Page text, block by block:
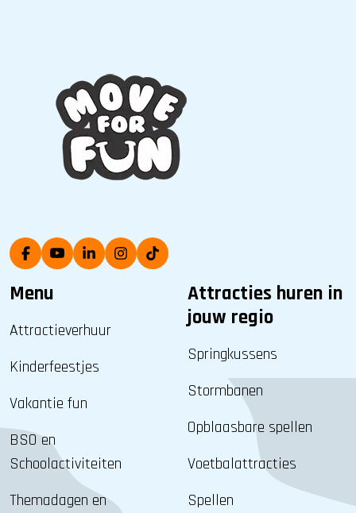
Menu
Attractieverhuur
Kinderfeestjes
Vakantie fun
BSO en
Schoolactiviteiten
Themadagen en
Attracties huren in
jouw regio
Springkussens
Stormbanen
Opblaasbare spellen
Voetbalattracties
Spellen